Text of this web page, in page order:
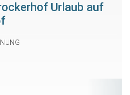
Urlaub auf